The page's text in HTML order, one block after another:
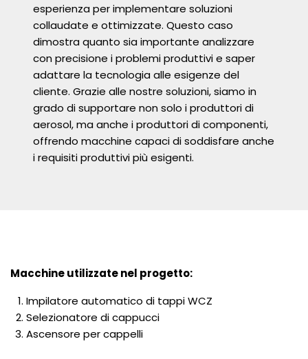
esperienza per implementare soluzioni
collaudate e ottimizzate. Questo caso
dimostra quanto sia importante analizzare
con precisione i problemi produttivi e saper
adattare la tecnologia alle esigenze del
cliente. Grazie alle nostre soluzioni, siamo in
grado di supportare non solo i produttori di
aerosol, ma anche i produttori di componenti,
offrendo macchine capaci di soddisfare anche
i requisiti produttivi più esigenti.
Macchine utilizzate nel progetto:
Impilatore automatico di tappi WCZ
Selezionatore di cappucci
Ascensore per cappelli